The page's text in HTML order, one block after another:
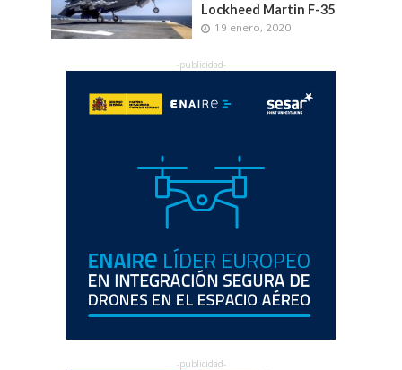
Lockheed Martin F-35
19 enero, 2020